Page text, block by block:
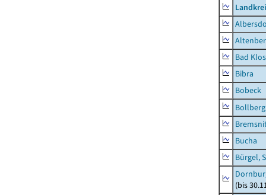
Bad
Bibra
Bobeck
Bollberg
Bucha
Bürgel,
(bis